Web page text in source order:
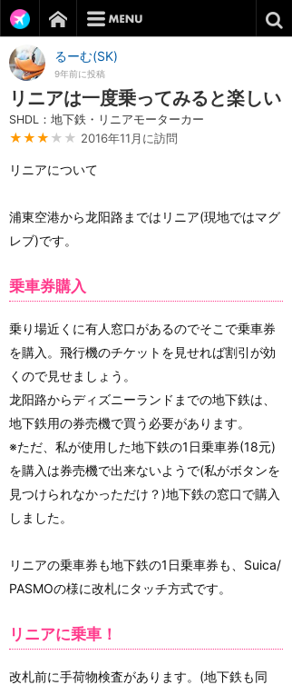
るーむ(SK)
9年前に投稿
リニアは一度乗ってみると楽しい
SHDL：地下鉄・リニアモーターカー
★★★ ★★ 2016年11月に訪問
リニアについて
浦東空港から龙阳路まではリニア(現地ではマグ
レブ)です。
乗車券購入
乗り場近くに有人窓口があるのでそこで乗車券
を購入。飛行機のチケットを見せれば割引が効
くので見せましょう。
龙阳路からディズニーランドまでの地下鉄は、
地下鉄用の券売機で買う必要があります。
※ただ、私が使用した地下鉄の1日乗車券(18元)
を購入は券売機で出来ないようで(私がボタンを
見つけられなかっただけ？)地下鉄の窓口で購入
しました。
リニアの乗車券も地下鉄の1日乗車券も、Suica/
PASMOの様に改札にタッチ方式です。
リニアに乗車！
改札前に手荷物検査があります。(地下鉄も同